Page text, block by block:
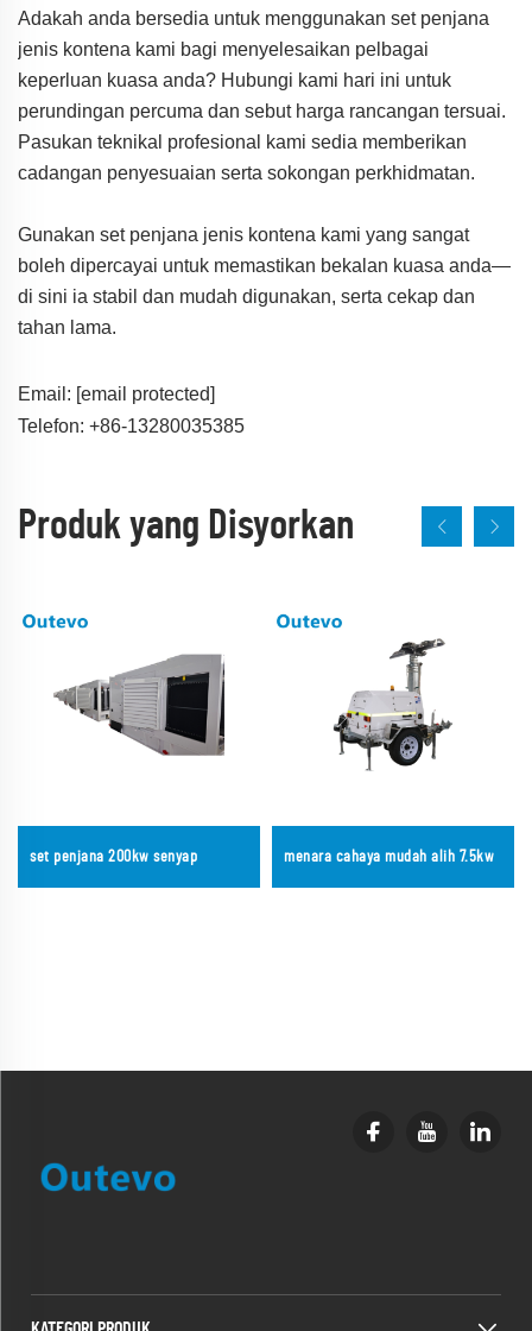
Adakah anda bersedia untuk menggunakan set penjana
jenis kontena kami bagi menyelesaikan pelbagai
keperluan kuasa anda? Hubungi kami hari ini untuk
perundingan percuma dan sebut harga rancangan tersuai.
Pasukan teknikal profesional kami sedia memberikan
cadangan penyesuaian serta sokongan perkhidmatan.
Gunakan set penjana jenis kontena kami yang sangat
boleh dipercayai untuk memastikan bekalan kuasa anda—
di sini ia stabil dan mudah digunakan, serta cekap dan
tahan lama.
Email: [email protected]
Telefon: +86-13280035385
Produk yang Disyorkan
set penjana 200kw senyap menara cahaya mudah alih 7.5kw